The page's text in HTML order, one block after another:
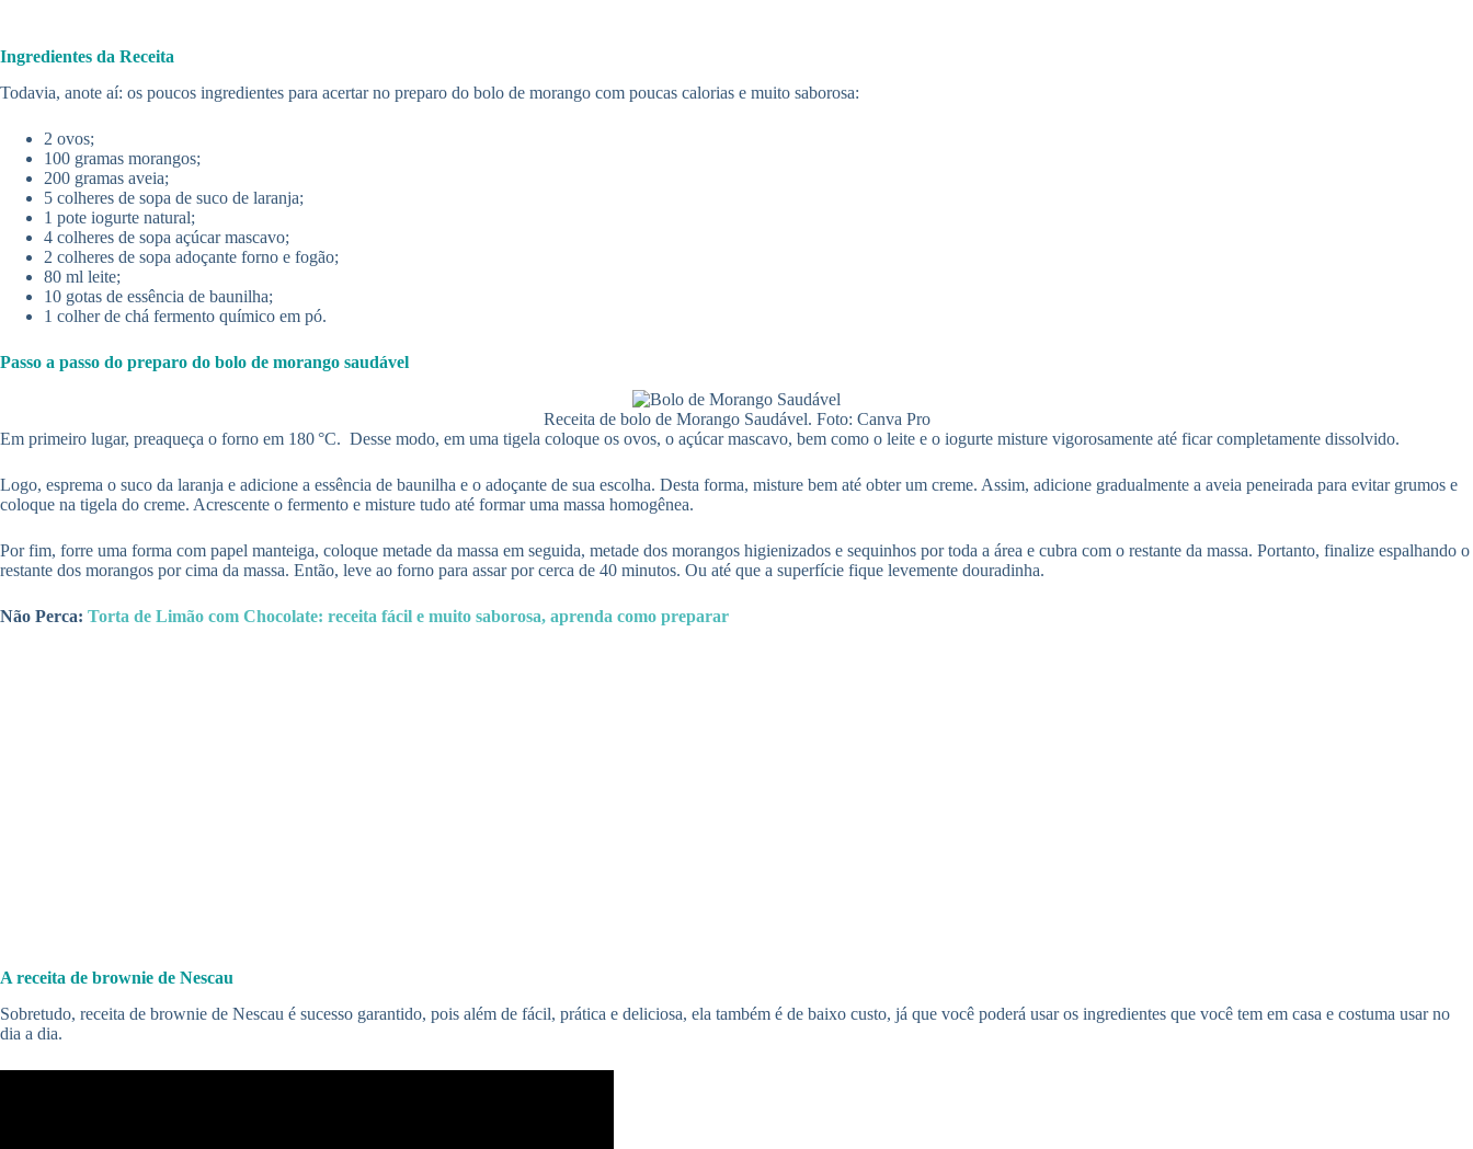
Ingredientes da Receita
Todavia, anote aí: os poucos ingredientes para acertar no preparo do bolo de morango com poucas calorias e muito saborosa:
2 ovos;
100 gramas morangos;
200 gramas aveia;
5 colheres de sopa de suco de laranja;
1 pote iogurte natural;
4 colheres de sopa açúcar mascavo;
2 colheres de sopa adoçante forno e fogão;
80 ml leite;
10 gotas de essência de baunilha;
1 colher de chá fermento químico em pó.
Passo a passo do preparo do bolo de morango saudável
Receita de bolo de Morango Saudável. Foto: Canva Pro
Em primeiro lugar, preaqueça o forno em 180 °C. Desse modo, em uma tigela coloque os ovos, o açúcar mascavo, bem como o leite e o iogurte misture vigorosamente até ficar completamente dissolvido.
Logo, esprema o suco da laranja e adicione a essência de baunilha e o adoçante de sua escolha. Desta forma, misture bem até obter um creme. Assim, adicione gradualmente a aveia peneirada para evitar grumos e
coloque na tigela do creme. Acrescente o fermento e misture tudo até formar uma massa homogênea.
Por fim, forre uma forma com papel manteiga, coloque metade da massa em seguida, metade dos morangos higienizados e sequinhos por toda a área e cubra com o restante da massa. Portanto, finalize espalhando o
restante dos morangos por cima da massa. Então, leve ao forno para assar por cerca de 40 minutos. Ou até que a superfície fique levemente douradinha.
Não Perca: Torta de Limão com Chocolate: receita fácil e muito saborosa, aprenda como preparar
A receita de brownie de Nescau
Sobretudo, receita de brownie de Nescau é sucesso garantido, pois além de fácil, prática e deliciosa, ela também é de baixo custo, já que você poderá usar os ingredientes que você tem em casa e costuma usar no
dia a dia.